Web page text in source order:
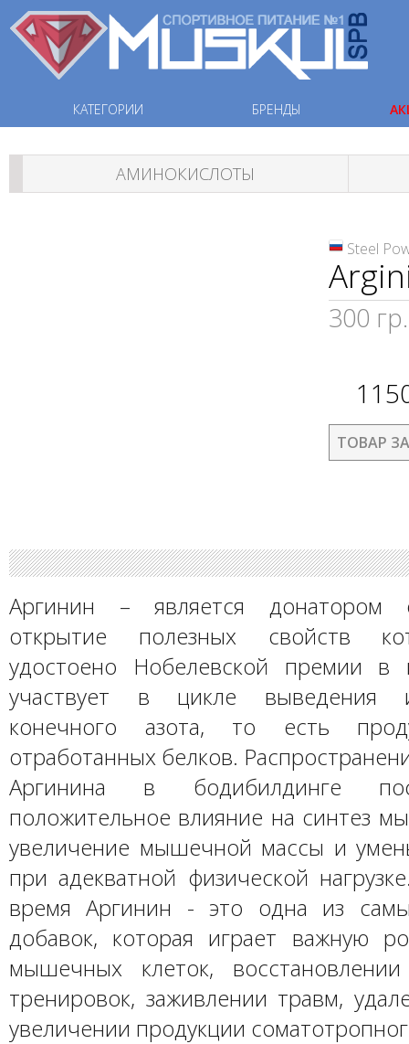
КАТЕГОРИИ БРЕНДЫ
АМИНОКИСЛОТЫ
Steel
300 гр.
ТОВАР
Аргинин – является донатором
открытие полезных свойств
удостоено Нобелевской премии
участвует в цикле выведения
конечного азота, то есть
отработанных белков.
Аргинина в бодибилдинге
положительное влияние на синтез
увеличение мышечной массы и
при адекватной физической
время Аргинин - это одна из
добавок, которая играет важную
мышечных клеток,
тренировок, заживлении травм,
увеличении продукции